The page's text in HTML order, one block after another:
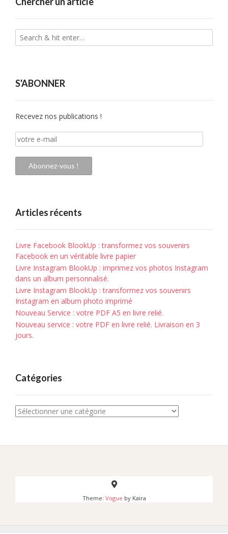
S'ABONNER
Recevez nos publications !
votre
e-
mail
Abonnez-vous !
Articles récents
Livre Facebook BlookUp : transformez vos souvenirs
Facebook en un véritable livre papier
Livre Instagram BlookUp : imprimez vos photos Instagram
dans un album personnalisé.
Livre Instagram BlookUp : transformez vos souvenirs
Instagram en album photo imprimé
Nouveau Service : votre PDF A5 en livre relié.
Nouveau service : votre PDF en livre relié. Livraison en 3
jours.
Catégories
Catégories
Theme: Vogue by Kaira